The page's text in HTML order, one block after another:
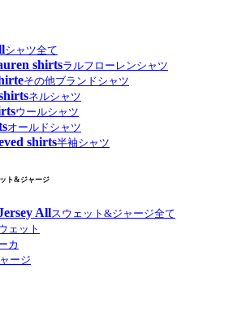
シャツ全て
shirtsラルフローレンシャツ
その他ブランドシャツ
ネルシャツ
ウールシャツ
オールドシャツ
shirts半袖シャツ
ト&ジャージ
Allスウェット&ジャージ全て
ェット
カ
ージ